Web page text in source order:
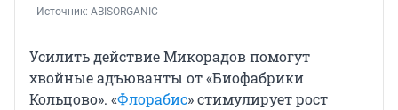
Источник: ABISORGANIC
Усилить действие Микорадов помогут
хвойные адъюванты от «Биофабрики
Кольцово». «Флорабис» стимулирует рост